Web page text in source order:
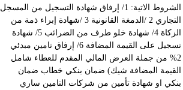
الشروط الاتية: 1/ إرفاق شهادة التسجيل من المسجل
التجاري 2 /الدمغة القانونية 3 /شهادة إبراء ذمة من
الزكاة 4/ شهادة خلو طرف من الضرائب 5/ شهادة
تسجيل على القيمة المضافة 6/ إرفاق تامين مبدئي
2% من جملة العرض المالي المقدم للعطاء شامل
القيمة المضافة شيك) ضمان بنكي خطاب ضمان
بنكي او شهادة تأمين من شركات التامين ساري